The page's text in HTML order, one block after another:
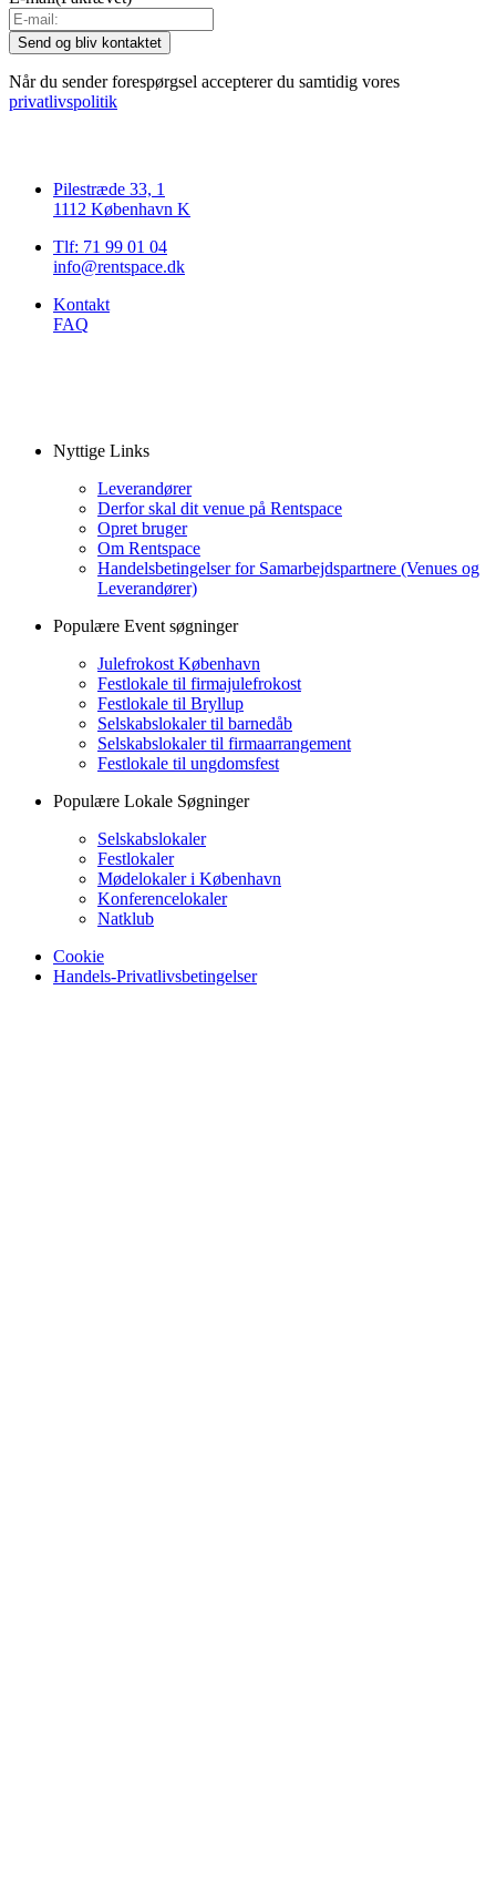
Når du sender forespørgsel accepterer du samtidig vores
privatlivspolitik
Pilestræde 33, 1
1112 København K
Tlf: 71 99 01 04
info@rentspace.dk
Kontakt
FAQ
Nyttige Links
Leverandører
Derfor skal dit venue på Rentspace
Opret bruger
Om Rentspace
Handelsbetingelser for Samarbejdspartnere (Venues og
Leverandører)
Populære Event søgninger
Julefrokost København
Festlokale til firmajulefrokost
Festlokale til Bryllup
Selskabslokaler til barnedåb
Selskabslokaler til firmaarrangement
Festlokale til ungdomsfest
Populære Lokale Søgninger
Selskabslokaler
Festlokaler
Mødelokaler i København
Konferencelokaler
Natklub
Cookie
Handels-Privatlivsbetingelser